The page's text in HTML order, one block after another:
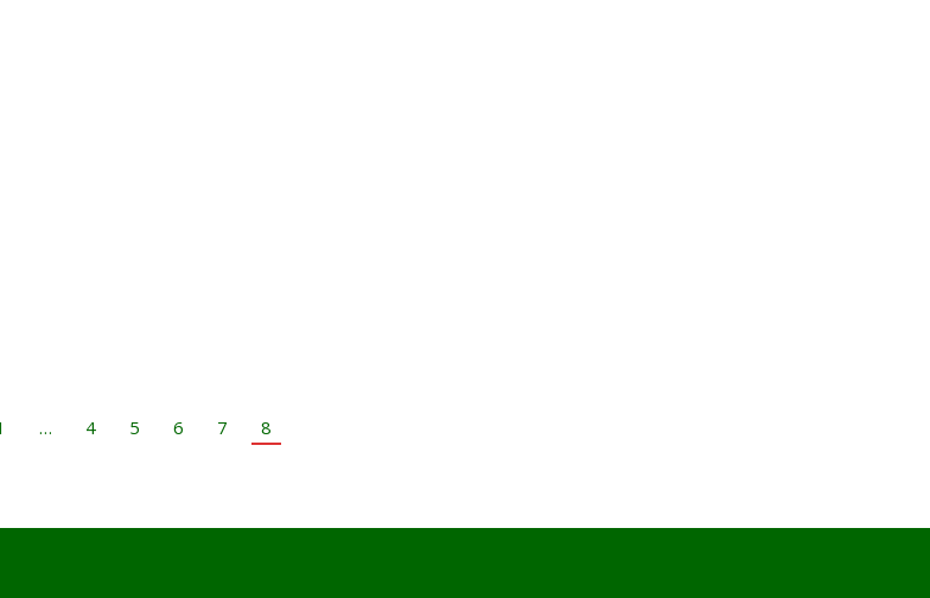
… 4 5 6 7 8